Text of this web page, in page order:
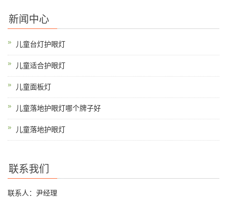
新闻中心
儿童台灯护眼灯
儿童适合护眼灯
儿童面板灯
儿童落地护眼灯哪个牌子好
儿童落地护眼灯
联系我们
联系人：尹经理